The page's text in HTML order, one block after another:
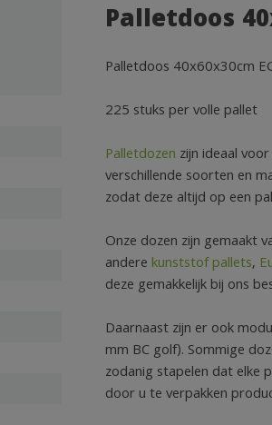
Palletdoos
Palletdoos 40x60x30cm
225 stuks per volle pallet
Palletdozen zijn ideaal
verschillende soorten en
zodat deze altijd op een
Onze dozen zijn gemaakt
andere kunststof pallets,
deze gemakkelijk bij ons
Daarnaast zijn er ook
mm BC golf). Sommige
zodanig stapelen dat elke
door u te verpakken